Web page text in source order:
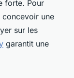
forte. Pour
une
sur les
garantit une